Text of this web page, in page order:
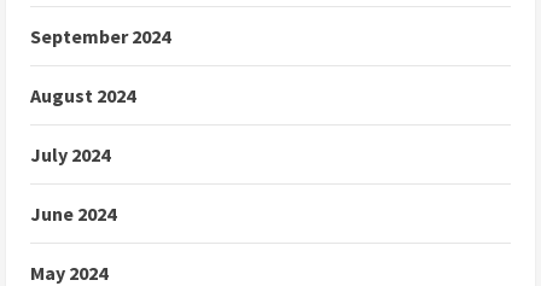
September 2024
August 2024
July 2024
June 2024
May 2024